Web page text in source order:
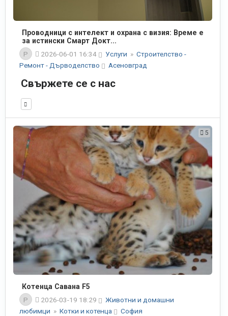
Проводници с интелект и охрана с визия: Време е
за истински Смарт Докт...
P
2026-06-01 16:34 Услуги » Строителство -
Ремонт - Дърводелство
Асеновград
Свържете се с нас
5
Котенца Савана F5
P
2026-03-19 18:29
Животни и домашни
любимци » Котки и котенца София